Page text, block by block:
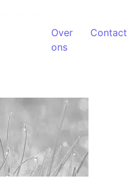
Over
ons
Contact